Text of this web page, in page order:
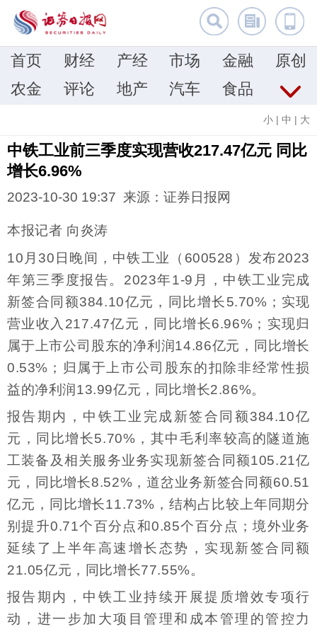
首页 财经 产经 市场 金融
原创
农金
评论 地产 汽车 食品
小 | 中 | 大
中铁工业前三季度实现营收217.47亿元 同比
增长6.96%
2023-10-30 19:37 来源：证券日报网
本报记者 向炎涛
10月30日晚间，中铁工业（600528）发布2023
年第三季度报告。2023年1-9月，中铁工业完成
新签合同额384.10亿元，同比增长5.70%；实现
营业收入217.47亿元，同比增长6.96%；实现归
属于上市公司股东的净利润14.86亿元，同比增长
0.53%；归属于上市公司股东的扣除非经常性损
益的净利润13.99亿元，同比增长2.86%。
报告期内，中铁工业完成新签合同额384.10亿
元，同比增长5.70%，其中毛利率较高的隧道施
工装备及相关服务业务实现新签合同额105.21亿
元，同比增长8.52%，道岔业务新签合同额60.51
亿元，同比增长11.73%，结构占比较上年同期分
别提升0.71个百分点和0.85个百分点；境外业务
延续了上半年高速增长态势，实现新签合同额
21.05亿元，同比增长77.55%。
报告期内，中铁工业持续开展提质增效专项行
动，进一步加大项目管理和成本管理的管控力